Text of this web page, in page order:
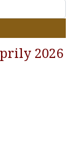
2026